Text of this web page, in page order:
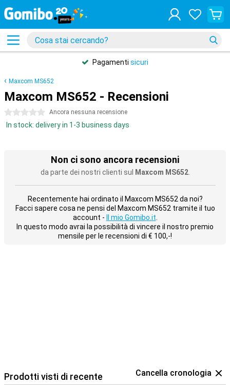
Pagamenti sicuri
Maxcom MS652
Maxcom MS652 - Recensioni
0 stelle Ancora nessuna recensione
In stock: delivery in 1-3 business days
Non ci sono ancora recensioni
da parte dei nostri clienti sul Maxcom MS652.
Recentemente hai ordinato il Maxcom MS652 da noi?
Facci sapere cosa ne pensi del Maxcom MS652 tramite il tuo
account -
Il mio Gomibo.it
In questo modo avrai la possibilità di vincere il nostro premio
mensile per le recensioni di € 100,-!
Prodotti visti di recente Cancella cronologia